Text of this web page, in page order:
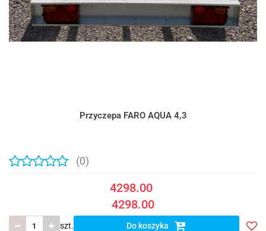
Przyczepa FARO AQUA 4,3
(0)
4298.00
4298.00
szt. Do koszyka